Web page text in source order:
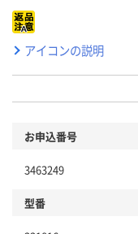
アイコンの説明
お申込番号
3463249
型番